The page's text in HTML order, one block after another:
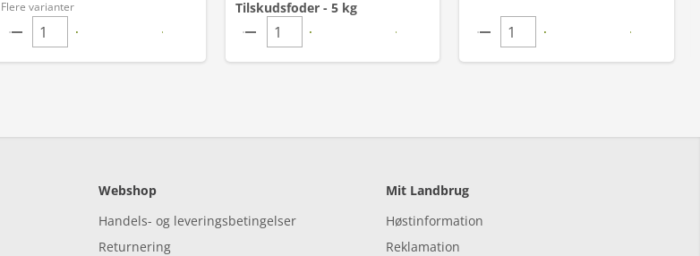
Flere varianter
Tilskudsfoder - 5 kg
Webshop
Handels- og leveringsbetingelser
Returnering
Mit Landbrug
Høstinformation
Reklamation